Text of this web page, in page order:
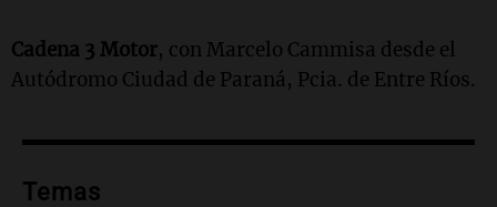
Cadena 3 Motor, con Marcelo Cammisa desde el
Autódromo Ciudad de Paraná, Pcia. de Entre Ríos.
Temas